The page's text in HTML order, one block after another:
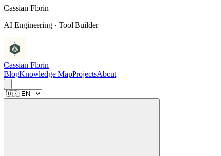
Cassian Florin
AI Engineering · Tool Builder
Cassian Florin
BlogKnowledge MapProjectsAbout